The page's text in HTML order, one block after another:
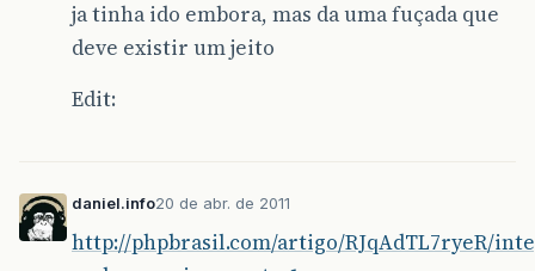
ja tinha ido embora, mas da uma fuçada que
deve existir um jeito
Edit:
daniel.info20 de abr. de 2011
http://phpbrasil.com/artigo/RJqAdTL7ryeR/